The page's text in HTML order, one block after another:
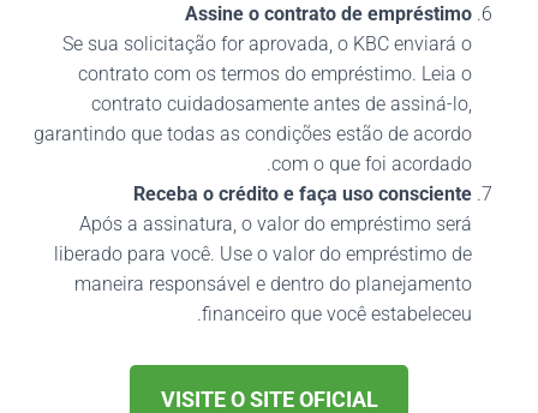
Assine o contrato de empréstimo
Se sua solicitação for aprovada, o KBC enviará o
contrato com os termos do empréstimo. Leia o
contrato cuidadosamente antes de assiná-lo,
garantindo que todas as condições estão de acordo
com o que foi acordado.
Receba o crédito e faça uso consciente
Após a assinatura, o valor do empréstimo será
liberado para você. Use o valor do empréstimo de
maneira responsável e dentro do planejamento
financeiro que você estabeleceu.
VISITE O SITE OFICIAL